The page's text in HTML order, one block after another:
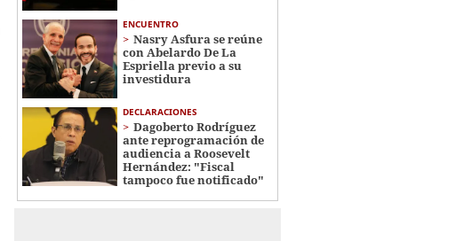
ENCUENTRO
Nasry Asfura se reúne
con Abelardo De La
Espriella previo a su
investidura
DECLARACIONES
Dagoberto Rodríguez
ante reprogramación de
audiencia a Roosevelt
Hernández: "Fiscal
tampoco fue notificado"